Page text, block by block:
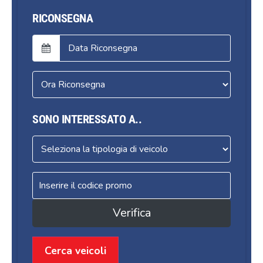
RICONSEGNA
SONO INTERESSATO A..
Verifica
Cerca veicoli